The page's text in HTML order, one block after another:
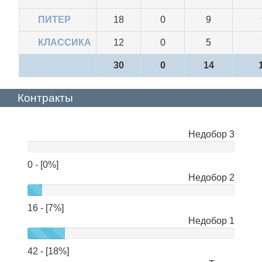
ПИТЕР 18 0 9
КЛАССИКА 12 0 5
30 0 14
Контракты
Недобор 3
0 - [0%]
Недобор 2
16 - [7%]
Недобор 1
42 - [18%]